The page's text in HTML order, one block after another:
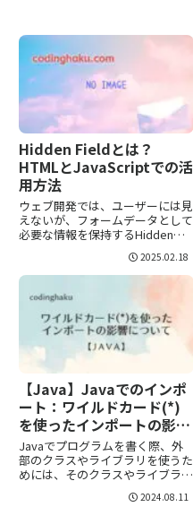
Hidden Fieldとは？
HTMLとJavaScriptでの活
用方法
ウェブ開発では、ユーザーには見
えないが、フォームデータとして
必要な情報を保持するHidden
Field（隠しフィールド）がよく
使われます。Hidden Fieldは主に
HTMLの<input>タグの一種です
が、JavaScriptと組み合...
2025.02.18
【Java】Javaでのインポ
ート：ワイルドカード(*)
を使ったインポートの影響
について
Javaでプログラムを書く際、外
部のクラスやライブラリを使うた
めには、そのクラスやライブラリ
を「インポート」する必要があり
ます。インポートとはインポート
2024.08.11